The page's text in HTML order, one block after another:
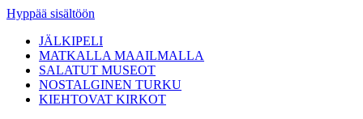
Hyppää sisältöön
JÄLKIPELI
MATKALLA MAAILMALLA
SALATUT MUSEOT
NOSTALGINEN TURKU
KIEHTOVAT KIRKOT